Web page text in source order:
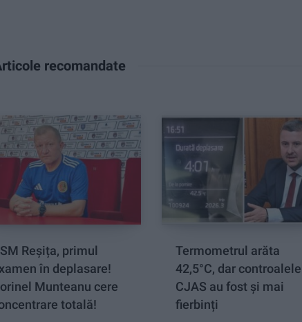
recomandate
Reșița, primul
în deplasare!
Munteanu cere
totală!
Termometrul arăta
42,5°C, dar controalele
CJAS au fost și mai
fierbinți